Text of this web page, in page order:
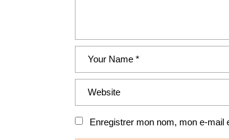
Enregistrer mon nom, mon e-mail